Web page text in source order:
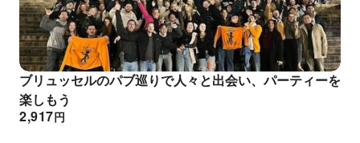
ブリュッセルのパブ巡りで人々と出会い、パーティーを
楽しもう
円
2,917